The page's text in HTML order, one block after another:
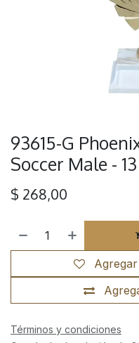
93615-G
Soccer Male -
$ 268,00
Términos y condiciones